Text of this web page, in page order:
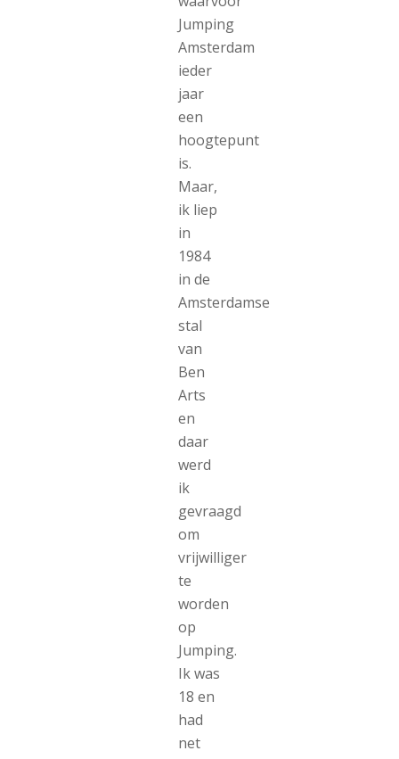
Jumping
Amsterdam
ieder
jaar
een
hoogtepunt
is.
Maar,
ik liep
in
1984
in de
Amsterdamse
stal
van
Ben
Arts
en
daar
werd
ik
gevraagd
om
vrijwilliger
te
worden
op
Jumping.
Ik was
18 en
had
net